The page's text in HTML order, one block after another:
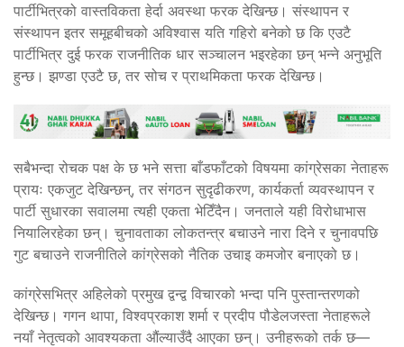
पार्टीभित्रको वास्तविकता हेर्दा अवस्था फरक देखिन्छ। संस्थापन र
संस्थापन इतर समूहबीचको अविश्वास यति गहिरो बनेको छ कि एउटै
पार्टीभित्र दुई फरक राजनीतिक धार सञ्चालन भइरहेका छन् भन्ने अनुभूति
हुन्छ। झण्डा एउटै छ, तर सोच र प्राथमिकता फरक देखिन्छ।
सबैभन्दा रोचक पक्ष के छ भने सत्ता बाँडफाँटको विषयमा कांग्रेसका नेताहरू
प्रायः एकजुट देखिन्छन्, तर संगठन सुदृढीकरण, कार्यकर्ता व्यवस्थापन र
पार्टी सुधारका सवालमा त्यही एकता भेटिँदैन। जनताले यही विरोधाभास
नियालिरहेका छन्। चुनावताका लोकतन्त्र बचाउने नारा दिने र चुनावपछि
गुट बचाउने राजनीतिले कांग्रेसको नैतिक उचाइ कमजोर बनाएको छ।
कांग्रेसभित्र अहिलेको प्रमुख द्वन्द्व विचारको भन्दा पनि पुस्तान्तरणको
देखिन्छ। गगन थापा, विश्वप्रकाश शर्मा र प्रदीप पौडेलजस्ता नेताहरूले
नयाँ नेतृत्वको आवश्यकता औंल्याउँदै आएका छन्। उनीहरूको तर्क छ—